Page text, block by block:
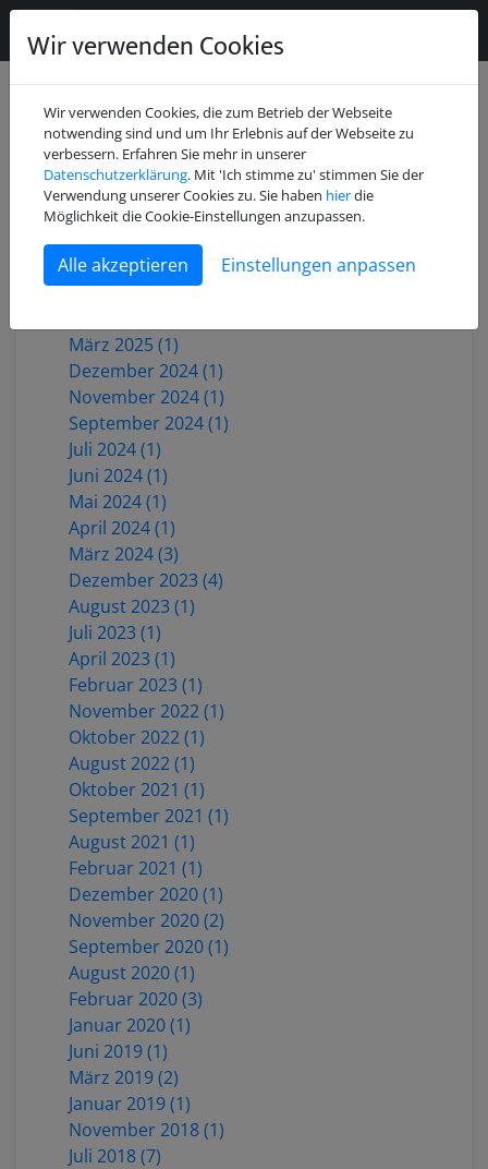
Juli 2026 (2)
Mai 2026 (1)
Dezember 2025 (3)
Oktober 2025 (1)
Juni 2025 (1)
März 2025 (1)
Dezember 2024 (1)
November 2024 (1)
September 2024 (1)
Juli 2024 (1)
Juni 2024 (1)
Mai 2024 (1)
April 2024 (1)
März 2024 (3)
Dezember 2023 (4)
August 2023 (1)
Juli 2023 (1)
April 2023 (1)
Februar 2023 (1)
November 2022 (1)
Oktober 2022 (1)
August 2022 (1)
Oktober 2021 (1)
September 2021 (1)
August 2021 (1)
Februar 2021 (1)
Dezember 2020 (1)
November 2020 (2)
September 2020 (1)
August 2020 (1)
Februar 2020 (3)
Januar 2020 (1)
Juni 2019 (1)
März 2019 (2)
Januar 2019 (1)
November 2018 (1)
Juli 2018 (7)
Wir verwenden Cookies
Wir verwenden Cookies, die zum Betrieb der Webseite
notwending sind und um Ihr Erlebnis auf der Webseite zu
verbessern. Erfahren Sie mehr in unserer
Datenschutzerklärung. Mit 'Ich stimme zu' stimmen Sie der
Verwendung unserer Cookies zu. Sie haben hierdie
Möglichkeit die Cookie-Einstellungen anzupassen.
Einstellungen anpassen